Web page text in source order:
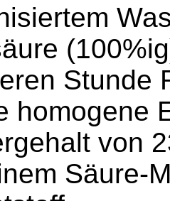
Stunde
homogene
von
Säure-